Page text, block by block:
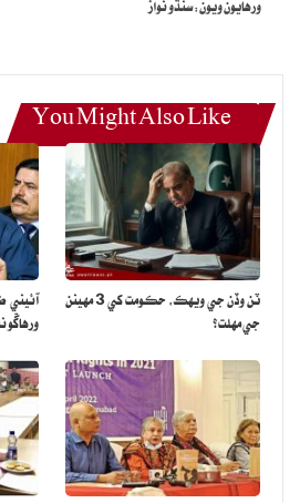
ورهايون ويون: سنڌو نواز
You Might Also Like
ٽن وڏن جي ويهڪ، حڪومت کي 3 مهينن
جي مهلت؟
آئيني
ورهاڱو